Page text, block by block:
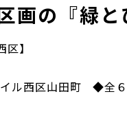
画の 『緑
区】
ル西区山田町 ◆全